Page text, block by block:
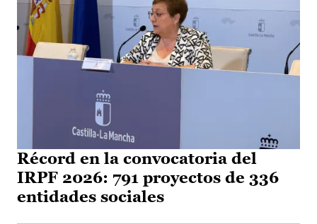
Récord en la convocatoria del
IRPF 2026: 791 proyectos de 336
entidades sociales